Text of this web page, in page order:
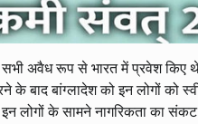
सभी अवैध रूप से भारत में प्रवेश
बाद बांग्लादेश को इन लोगों को
लोगों के सामने नागरिकता का संकट